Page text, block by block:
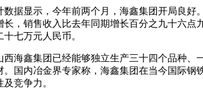
显示，今年前两个月，海鑫集团开局良好。
长，销售收入比去年同期增长百分之九十六点
七万元人民币。
鑫集团已经能够独立生产三十四个品种、
。国内冶金界专家称，海鑫集团在当今国际钢
竞争力。